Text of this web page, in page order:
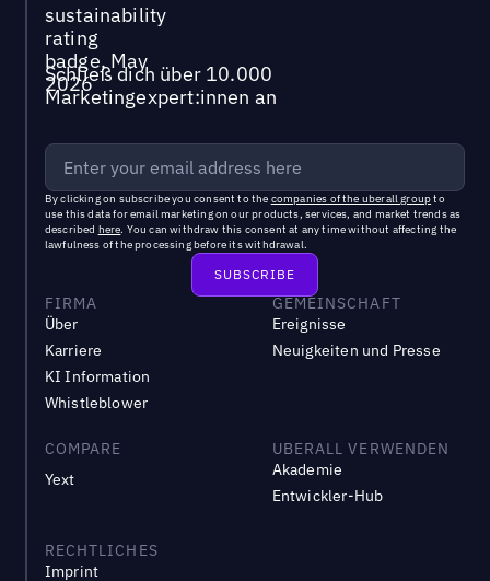
Schließ dich über 10.000
Marketingexpert:innen an
By clicking on subscribe you consent to the companies of the uberall groupto
use this data for email marketing on our products, services, and market trends as
described here. You can withdraw this consent at any time without affecting the
lawfulness of the processing before its withdrawal.
FIRMA
Über
Karriere
KI Information
Whistleblower
GEMEINSCHAFT
Ereignisse
Neuigkeiten und Presse
COMPARE
Yext
UBERALL VERWENDEN
Akademie
Entwickler-Hub
RECHTLICHES
Imprint